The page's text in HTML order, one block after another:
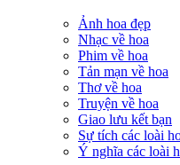
Ảnh hoa đẹp
Nhạc về hoa
Phim về hoa
Tản mạn về hoa
Thơ về hoa
Truyện về hoa
Giao lưu kết bạn
Sự tích các loài
Ý nghĩa các loài